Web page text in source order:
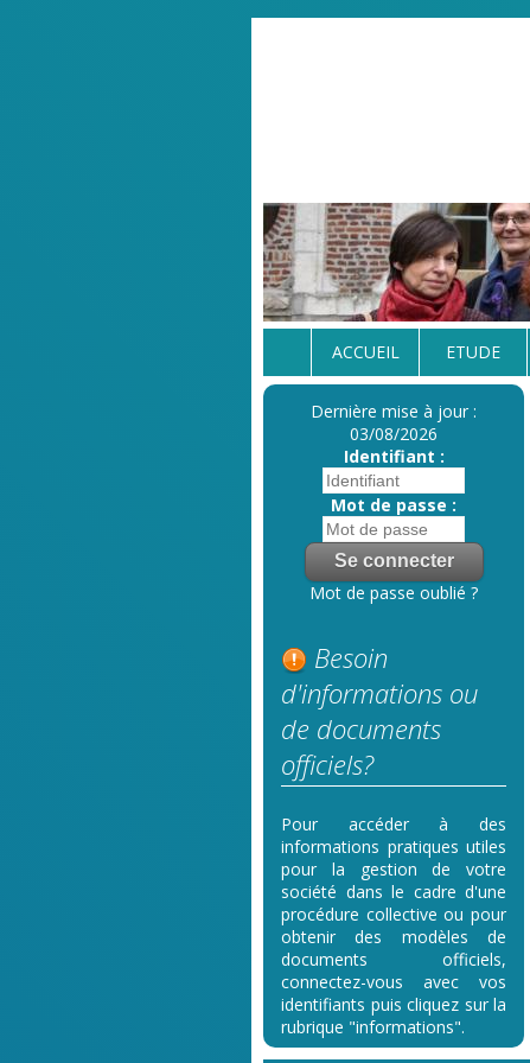
ACCUEIL ETUDE
Dernière mise à jour :
03/08/2026
Identifiant :
Mot de passe :
Mot de passe oublié ?
Besoin
d'informations ou
de documents
officiels?
Pour accéder à des
informations pratiques utiles
pour la gestion de votre
société dans le cadre d'une
procédure collective ou pour
obtenir des modèles de
documents officiels,
connectez-vous avec vos
identifiants puis cliquez sur la
rubrique "informations".